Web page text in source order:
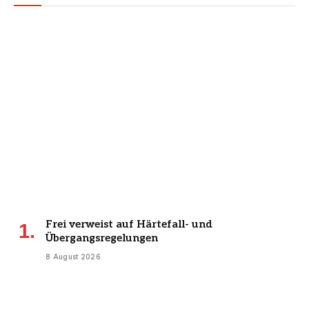
Frei verweist auf Härtefall- und
Übergangsregelungen
8 August 2026